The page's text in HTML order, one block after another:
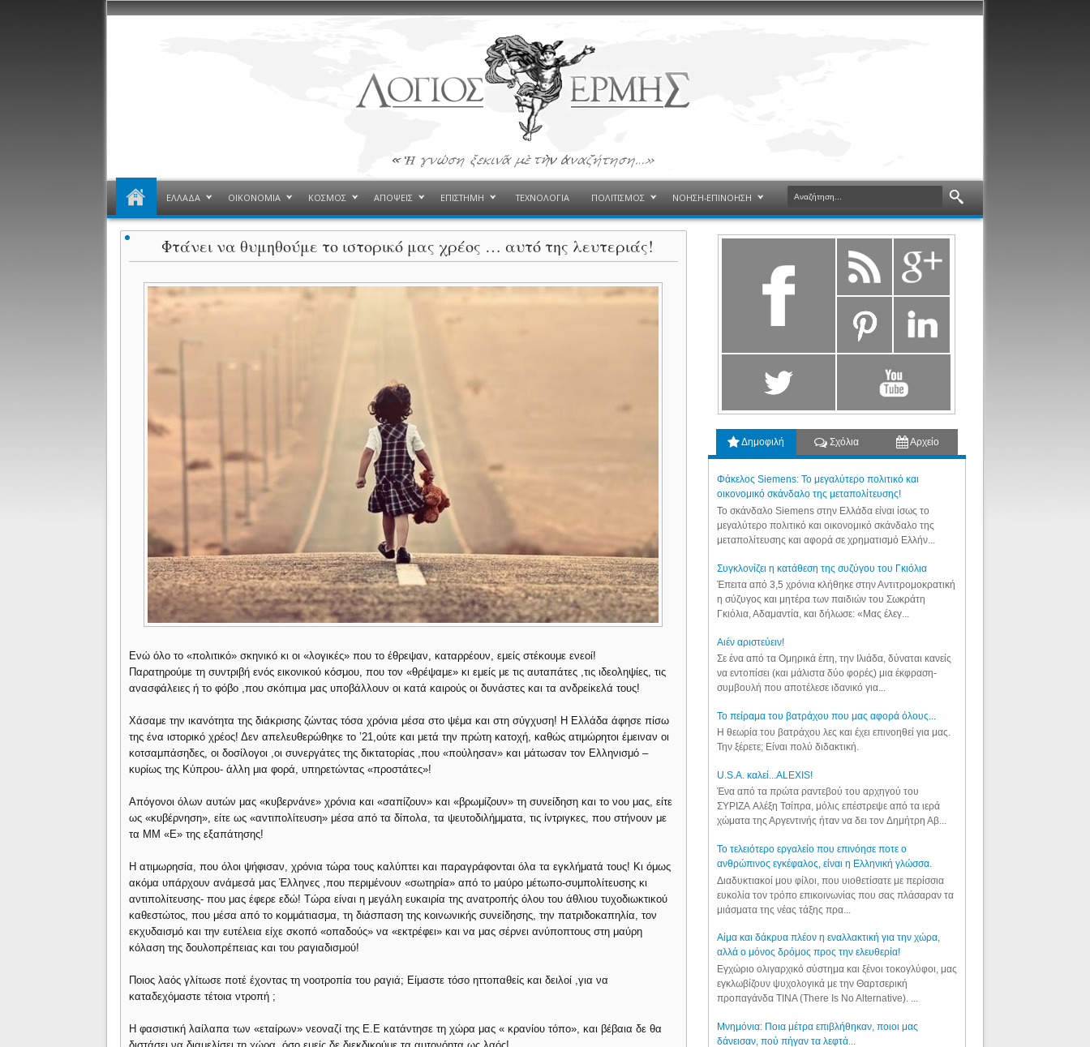
ΕΛΛΑΔΑ ΟΙΚΟΝΟΜΙΑ ΚΟΣΜΟΣ ΑΠΟΨΕΙΣ ΕΠΙΣΤΗΜΗ ΤΕΧΝΟΛΟΓΙΑ ΠΟΛΙΤΙΣΜΟΣ ΝΟΗΣΗ-ΕΠΙΝΟΗΣΗ
Φτάνει να θυμηθούμε το ιστορικό μας χρέος … αυτό της λευτεριάς!
Ενώ όλο το «πολιτικό» σκηνικό κι οι «λογικές» που το έθρεψαν, καταρρέουν, εμείς στέκουμε ενεοί!
Παρατηρούμε τη συντριβή ενός εικονικού κόσμου, που τον «θρέψαμε» κι εμείς με τις αυταπάτες ,τις ιδεοληψίες, τις
ανασφάλειες ή το φόβο ,που σκόπιμα μας υποβάλλουν οι κατά καιρούς οι δυνάστες και τα ανδρείκελά τους!
Χάσαμε την ικανότητα της διάκρισης ζώντας τόσα χρόνια μέσα στο ψέμα και στη σύγχυση! Η Ελλάδα άφησε πίσω
της ένα ιστορικό χρέος! Δεν απελευθερώθηκε το ’21,ούτε και μετά την πρώτη κατοχή, καθώς ατιμώρητοι έμειναν οι
κοτσαμπάσηδες, οι δοσίλογοι ,οι συνεργάτες της δικτατορίας ,που «πούλησαν» και μάτωσαν τον Ελληνισμό –
κυρίως της Κύπρου- άλλη μια φορά, υπηρετώντας «προστάτες»!
Απόγονοι όλων αυτών μας «κυβερνάνε» χρόνια και «σαπίζουν» και «βρωμίζουν» τη συνείδηση και το νου μας, είτε
ως «κυβέρνηση», είτε ως «αντιπολίτευση» μέσα από τα δίπολα, τα ψευτοδιλήμματα, τις ίντριγκες, που στήνουν με
τα ΜΜ «Ε» της εξαπάτησης!
Η ατιμωρησία, που όλοι ψήφισαν, χρόνια τώρα τους καλύπτει και παραγράφονται όλα τα εγκλήματά τους! Κι όμως
ακόμα υπάρχουν ανάμεσά μας Έλληνες ,που περιμένουν «σωτηρία» από το μαύρο μέτωπο-συμπολίτευσης κι
αντιπολίτευσης- που μας έφερε εδώ! Τώρα είναι η μεγάλη ευκαιρία της ανατροπής όλου του άθλιου τυχοδιωκτικού
καθεστώτος, που μέσα από το κομμάτιασμα, τη διάσπαση της κοινωνικής συνείδησης, την πατριδοκαπηλία, τον
εκχυδαισμό και την ευτέλεια είχε σκοπό «οπαδούς» να «εκτρέφει» και να μας σέρνει ανύποπτους στη μαύρη
κόλαση της δουλοπρέπειας και του ραγιαδισμού!
Ποιος λαός γλίτωσε ποτέ έχοντας τη νοοτροπία του ραγιά; Είμαστε τόσο ηττοπαθείς και δειλοί ,για να
καταδεχόμαστε τέτοια ντροπή ;
Η φασιστική λαίλαπα των «εταίρων» νεοναζί της Ε.Ε κατάντησε τη χώρα μας « κρανίου τόπο», και βέβαια δε θα
Δημοφιλή Σχόλια Αρχείο
Φάκελος Siemens: Το μεγαλύτερο πολιτικό και
οικονομικό σκάνδαλο της μεταπολίτευσης!
Το σκάνδαλο Siemens στην Ελλάδα είναι ίσως το
μεγαλύτερο πολιτικό και οικονομικό σκάνδαλο της
μεταπολίτευσης και αφορά σε χρηματισμό Ελλήν...
Συγκλονίζει η κατάθεση της συζύγου του Γκιόλια
Έπειτα από 3,5 χρόνια κλήθηκε στην Αντιτρομοκρατική
η σύζυγος και μητέρα των παιδιών του Σωκράτη
Γκιόλια, Αδαμαντία, και δήλωσε: «Μας έλεγ...
Aιέν αριστεύειν!
Σε ένα από τα Ομηρικά έπη, την Ιλιάδα, δύναται κανείς
να εντοπίσει (και μάλιστα δύο φορές) μια έκφραση-
συμβουλή που αποτέλεσε ιδανικό για...
Το πείραμα του βατράχου που μας αφορά όλους...
Η θεωρία του βατράχου λες και έχει επινοηθεί για μας.
Την ξέρετε; Είναι πολύ διδακτική.
U.S.A. καλεί...ALEXIS!
Ένα από τα πρώτα ραντεβού του αρχηγού του
ΣΥΡΙΖΑ Αλέξη Τσίπρα, μόλις επέστρεψε από τα ιερά
χώματα της Αργεντινής ήταν να δει τον Δημήτρη Αβ...
Το τελειότερο εργαλείο που επινόησε ποτε ο
ανθρώπινος εγκέφαλος, είναι η Ελληνική γλώσσα.
Διαδυκτιακοί μου φίλοι, που υιοθετίσατε με περίσσια
ευκολία τον τρόπο επικοινωνίας που σας πλάσαραν τα
μιάσματα της νέας τάξης πρα...
Αίμα και δάκρυα πλέον η εναλλακτική για την χώρα,
αλλά ο μόνος δρόμος προς την ελευθερία!
Εγχώριο ολιγαρχικό σύστημα και ξένοι τοκογλύφοι, μας
εγκλωβίζουν ψυχολογικά με την Θαρτσερική
προπαγάνδα TINA (There Is No Alternative). ...
Μνημόνια: Ποια μέτρα επιβλήθηκαν, ποιοι μας
δάνεισαν, πού πήγαν τα λεφτά...